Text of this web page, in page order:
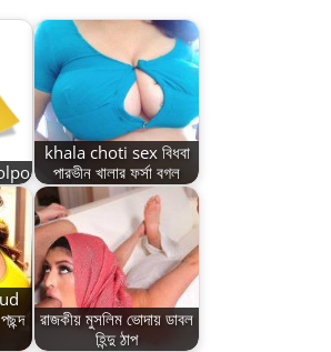
khala choti sex বিধবা
পারভীন খালার ফর্সা বগল
রাজকীয় মুসলিম ভোদায় ডাবল
হিন্দু ঠাপ